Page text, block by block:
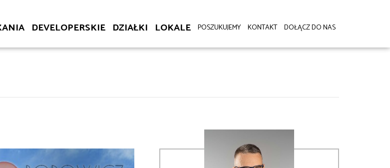
DEVELOPERSKIE DZIAŁKI LOKALE POSZUKUJEMY KONTAKT DOŁĄCZ DO NAS